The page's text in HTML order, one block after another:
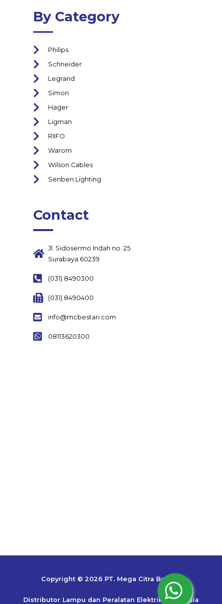
By Category
Philips
Schneider
Legrand
Simon
Hager
Ligman
RIIFO
Warom
Wilson Cables
Senben Lighting
Contact
Jl. Sidosermo Indah no. 25
Surabaya 60239
(031) 8490300
(031) 8490400
info@mcbestari.com
08113620300
Copyright © 2026 PT. Mega Citra Bestari
Distributor Lampu dan Peralatan Elektrik Indonesia